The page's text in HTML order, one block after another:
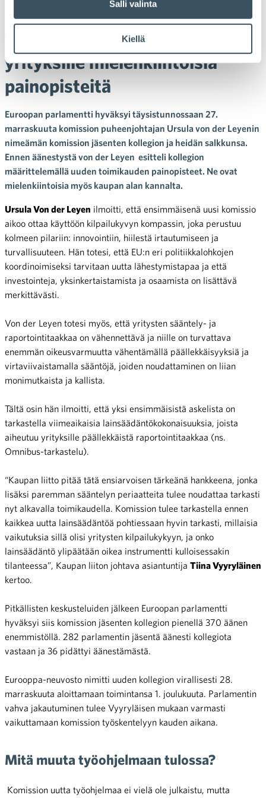
Salli valinta
Kiellä
hyväksytty komissio linjaa jo
tulevaa – myös kaupan
yrityksille mielenkiintoisia
painopisteitä
Euroopan parlamentti hyväksyi täysistunnossaan 27.
marraskuuta komission puheenjohtajan Ursula von der Leyenin
nimeämän komission jäsenten kollegion ja heidän salkkunsa.
Ennen äänestystä von der Leyen esitteli kollegion
määrittelemällä uuden toimikauden painopisteet. Ne ovat
mielenkiintoisia myös kaupan alan kannalta.
Ursula Von der Leyen ilmoitti, että ensimmäisenä uusi komissio
aikoo ottaa käyttöön kilpailukyvyn kompassin, joka perustuu
kolmeen pilariin: innovointiin, hiilestä irtautumiseen ja
turvallisuuteen. Hän totesi, että EU:n eri politiikkalohkojen
koordinoimiseksi tarvitaan uutta lähestymistapaa ja että
investointeja, yksinkertaistamista ja osaamista on lisättävä
merkittävästi.
Von der Leyen totesi myös, että yritysten sääntely- ja
raportointitaakkaa on vähennettävä ja niille on turvattava
enemmän oikeusvarmuutta vähentämällä päällekkäisyyksiä ja
virtaviivaistamalla sääntöjä, joiden noudattaminen on liian
monimutkaista ja kallista.
Tältä osin hän ilmoitti, että yksi ensimmäisistä askelista on
tarkastella viimeaikaisia lainsäädäntökokonaisuuksia, joista
aiheutuu yrityksille päällekkäistä raportointitaakkaa (ns.
Omnibus-tarkastelu).
“Kaupan liitto pitää tätä ensiarvoisen tärkeänä hankkeena, jonka
lisäksi paremman sääntelyn periaatteita tulee noudattaa tarkasti
nyt alkavalla toimikaudella. Komission tulee tarkastella ennen
kaikkea uutta lainsäädäntöä pohtiessaan hyvin tarkasti, millaisia
vaikutuksia sillä olisi yritysten kilpailukykyyn, ja onko
lainsäädäntö ylipäätään oikea instrumentti kulloisessakin
tilanteessa”, Kaupan liiton johtava asiantuntija Tiina Vyyryläinen
kertoo.
Pitkällisten keskusteluiden jälkeen Euroopan parlamentti
hyväksyi siis komission jäsenten kollegion pienellä 370 äänen
enemmistöllä. 282 parlamentin jäsentä äänesti kollegiota
vastaan ja 36 pidättyi äänestämästä.
Eurooppa-neuvosto nimitti uuden kollegion virallisesti 28.
marraskuuta aloittamaan toimintansa 1. joulukuuta. Parlamentin
vahva jakautuminen tulee Vyyryläisen mukaan varmasti
vaikuttamaan komission työskentelyyn kauden aikana.
Mitä muuta työohjelmaan tulossa?
Komission uutta työohjelmaa ei vielä ole julkaistu, mutta